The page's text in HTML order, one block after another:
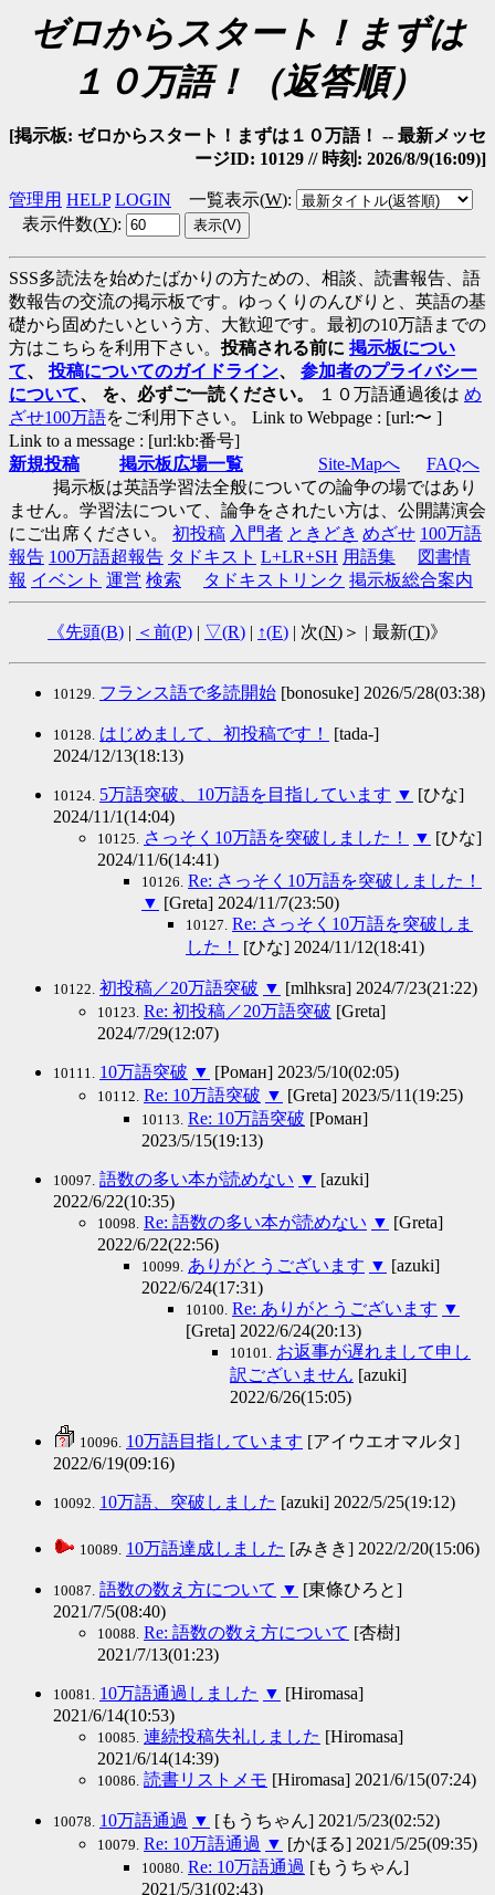
ゼロからスタート！まずは
１０万語！（返答順）
[掲示板: ゼロからスタート！まずは１０万語！ -- 最新メッセ
ージID: 10129 // 時刻: 2026/8/9(16:09)]
管理用 HELP LOGIN 一覧表示(W):
表示件数(Y):
SSS多読法を始めたばかりの方ための、相談、読書報告、語
数報告の交流の掲示板です。ゆっくりのんびりと、英語の基
礎から固めたいという方、大歓迎です。最初の10万語までの
方はこちらを利用下さい。 投稿される前に 掲示板につい
て、 投稿についてのガイドライン、 参加者のプライバシー
について、 を、必ずご一読ください。 １０万語通過後は め
ざせ100万語をご利用下さい。 Link to Webpage : [url:〜 ]
Link to a message : [url:kb:番号]
新規投稿
掲示板広場一覧 Site-Mapへ
FAQへ
掲示板は英語学習法全般についての論争の場ではあり
ません。学習法について、論争をされたい方は、公開講演会
にご出席ください。 初投稿 入門者 ときどき めざせ 100万語
報告 100万語超報告 タドキスト L+LR+SH 用語集
図書情
報 イベント 運営 検索 タドキストリンク 掲示板総合案内
《先頭(B) | ＜前(P) | ▽(R) | ↑(E) | 次(N)＞ | 最新(T)》
10129. フランス語で多読開始 [bonosuke] 2026/5/28(03:38)
10128. はじめまして、初投稿です！
[tada-]
2024/12/13(18:13)
10124. 5万語突破、10万語を目指しています ▼ [ひな]
2024/11/1(14:04)
10125. さっそく10万語を突破しました！ ▼ [ひな]
2024/11/6(14:41)
10126. Re: さっそく10万語を突破しました！
▼ [Greta] 2024/11/7(23:50)
10127. Re: さっそく10万語を突破しま
した！
[ひな] 2024/11/12(18:41)
10122. 初投稿／20万語突破 ▼ [mlhksra] 2024/7/23(21:22)
10123. Re: 初投稿／20万語突破 [Greta]
2024/7/29(12:07)
10111. 10万語突破 ▼ [Роман] 2023/5/10(02:05)
10112. Re: 10万語突破 ▼ [Greta] 2023/5/11(19:25)
10113. Re: 10万語突破 [Роман]
2023/5/15(19:13)
10097. 語数の多い本が読めない ▼ [azuki]
2022/6/22(10:35)
10098. Re: 語数の多い本が読めない ▼ [Greta]
2022/6/22(22:56)
10099. ありがとうございます ▼ [azuki]
2022/6/24(17:31)
10100. Re: ありがとうございます ▼
[Greta] 2022/6/24(20:13)
10101.
お返事が遅れまして申し
訳ございません [azuki]
2022/6/26(15:05)
10096. 10万語目指しています [アイウエオマルタ]
2022/6/19(09:16)
10092. 10万語、突破しました [azuki] 2022/5/25(19:12)
10089. 10万語達成しました [みきき] 2022/2/20(15:06)
10087. 語数の数え方について ▼ [東條ひろと]
2021/7/5(08:40)
10088. Re: 語数の数え方について [杏樹]
2021/7/13(01:23)
10081. 10万語通過しました ▼ [Hiromasa]
2021/6/14(10:53)
10085. 連続投稿失礼しました [Hiromasa]
2021/6/14(14:39)
10086. 読書リストメモ [Hiromasa] 2021/6/15(07:24)
10078. 10万語通過 ▼ [もうちゃん] 2021/5/23(02:52)
10079. Re: 10万語通過 ▼ [かほる] 2021/5/25(09:35)
10080. Re: 10万語通過 [もうちゃん]
2021/5/31(02:43)